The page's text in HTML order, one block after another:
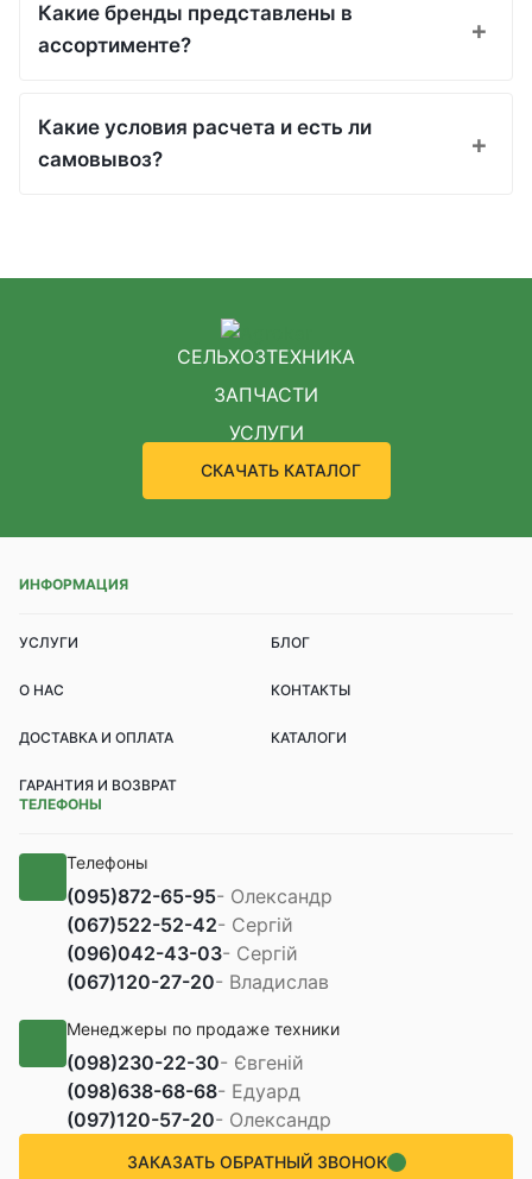
Какие бренды представлены в
ассортименте?
Какие условия расчета и есть ли
самовывоз?
СЕЛЬХОЗТЕХНИКА
ЗАПЧАСТИ
УСЛУГИ
СКАЧАТЬ КАТАЛОГ
ИНФОРМАЦИЯ
УСЛУГИ БЛОГ
О НАС КОНТАКТЫ
ДОСТАВКА И ОПЛАТА КАТАЛОГИ
ГАРАНТИЯ И ВОЗВРАТ
ТЕЛЕФОНЫ
Телефоны
(095)872-65-95- Олександр
(067)522-52-42- Сергій
(096)042-43-03- Сергій
(067)120-27-20- Владислав
Менеджеры по продаже техники
(098)230-22-30- Євгеній
(098)638-68-68- Едуард
(097)120-57-20- Олександр
ЗАКАЗАТЬ ОБРАТНЫЙ ЗВОНОК